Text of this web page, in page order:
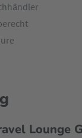
Lounge